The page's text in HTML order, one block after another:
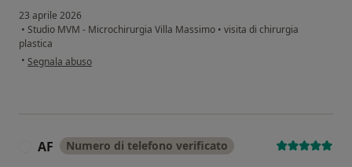
23 aprile 2026
• Studio MVM - Microchirurgia Villa Massimo • visita di chirurgia
plastica
• secondo l'opinione dell'utente A.P.
Segnala abuso
AF Numero di telefono verificato